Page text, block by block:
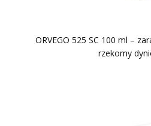
ORVEGO 525 SC 100 ml –
rzekomy